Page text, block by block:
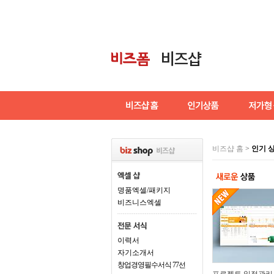
명품엑셀/패키지
비즈니스엑셀
이력서
자기소개서
창업경영필수서식 77선
비즈샵 홈 > 인기